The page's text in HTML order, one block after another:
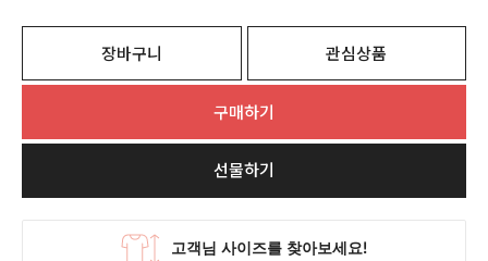
장바구니 관심상품
구매하기
선물하기